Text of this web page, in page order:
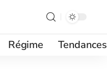
Régime Tendances